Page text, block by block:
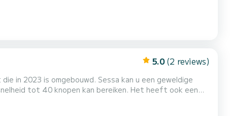
5.0 (2 reviews)
in 2023 is omgebouwd. Sessa kan u een geweldige
tot 40 knopen kan bereiken. Het heeft ook een
vinden. U kunt genieten van het comfort van de ruime
heeft voldoende opbergruimte voor uw spullen. De